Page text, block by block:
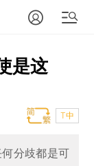
是这
T中
分歧都是可